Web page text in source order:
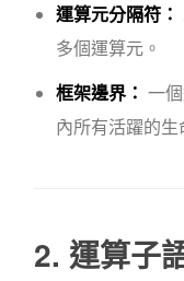
運算元分隔符：
多個運算元。
框架邊界： 一
內所有活躍的生
2. 運算子